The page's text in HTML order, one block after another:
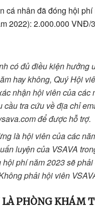
cá nhân đã đóng hội
2022): 2.000.000 VNĐ/
có đủ điều kiện hưởng
hay không, Quý Hội
nhận hội viên của các
cầu tra cứu về địa chỉ
để được hỗ trợ.
là hội viên của các
luyện của VSAVA
hội phí năm 2023 sẽ
phải hội viên
PHÒNG KHÁM